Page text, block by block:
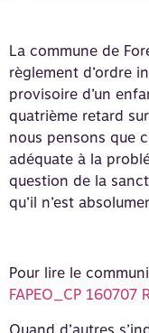
La commune de
règlement d’ordre
provisoire d’un
quatrième retard
nous pensons que
adéquate à la
question de la
qu’il n’est
Pour lire le
FAPEO_CP 160707
Quand d’autres